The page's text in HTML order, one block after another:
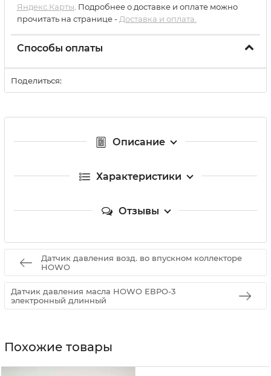
Яндекс.Карты . Подробнее о доставке и оплате можно
прочитать на странице - Доставка и оплата.
Способы оплаты
Поделиться:
Описание
Характеристики
Отзывы
Датчик давления возд. во впускном коллекторе
HOWO
Датчик давления масла HOWO ЕВРО-3
электронный длинный
Похожие товары